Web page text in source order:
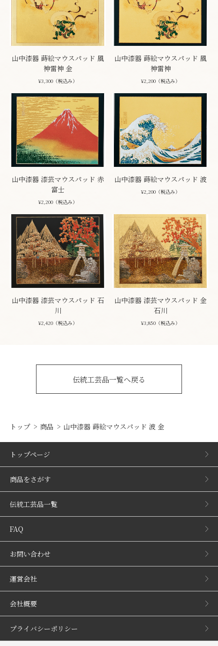
山中漆器 蒔絵マウスパッド 風
神雷神 金
¥3,300（税込み）
山中漆器 蒔絵マウスパッド 風
神雷神
¥2,200（税込み）
山中漆器 漆芸マウスパッド 赤
富士
¥2,200（税込み）
山中漆器 蒔絵マウスパッド 波
¥2,200（税込み）
山中漆器 漆芸マウスパッド 石
川
¥2,420（税込み）
山中漆器 漆芸マウスパッド 金
石川
¥3,850（税込み）
伝統工芸品一覧へ戻る
トップ 商品 山中漆器 蒔絵マウスパッド 波 金
トップページ
商品をさがす
伝統工芸品一覧
FAQ
お問い合わせ
運営会社
会社概要
プライバシーポリシー